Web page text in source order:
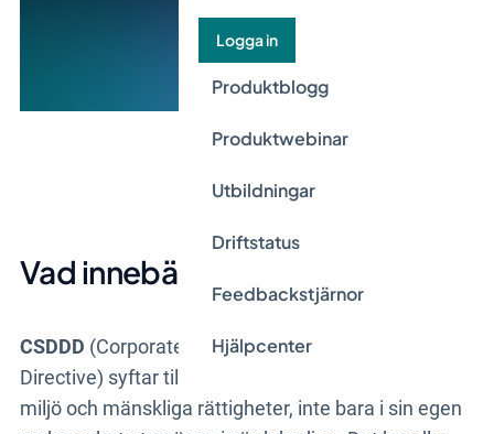
Logga in
Produktblogg
Produktwebinar
Utbildningar
Driftstatus
Feedbackstjärnor
Hjälpcenter
Vad innebär direktivet CSDDD
CSDDD (Corporate Sustainability Due Diligence
Directive) syftar till att företag ska ta ansvar för
miljö och mänskliga rättigheter, inte bara i sin egen